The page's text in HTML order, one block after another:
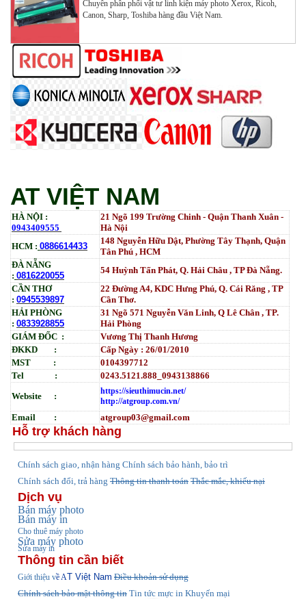
Tham Khảo
Mực ống Ricoh MP 3554 _MP 2554 | 2555 | 3054 |
3554 | 3055 | 3555 | 4054 | 5054 | 6054 | 4055 | 5055 |
6055 | IM 2500 | IM 3000 | IM 3500 | IM 4000 | IM
5000 | IM 6000_ MP3554_700G_BIASDO
Tham Khảo
Mực in HP LaserJet Enterprise M610dn | M611dn |
M611x | M612dn | M612x | MFP M634 | MFP M635 |
MFP M636_W1470A (10.5K)_ Có chip_HALLOYA
Chuyên phân phối vật tư linh kiện máy photo Xerox, Ricoh,
Canon, Sharp, Toshiba hàng đầu Việt Nam.
AT VIỆT NAM
HÀ NỘI :
0943409555
21 Ngõ 199 Trường Chinh - Quận Thanh Xuân -
Hà Nội
HCM : 0886614433
148 Nguyễn Hữu Dật, Phường Tây Thạnh, Quận
Tân Phú , HCM
ĐÀ NẴNG
: 0816220055
54 Huỳnh Tấn Phát, Q. Hải Châu , TP Đà Nẵng.
CẦN THƠ
: 0945539897
22 Đường A4, KDC Hưng Phú, Q. Cái Răng , TP
Cần Thơ.
HẢI PHÒNG
: 0833928855
31 Ngõ 571 Nguyễn Văn Linh, Q Lê Chân , TP.
Hải Phòng
GIÁM ĐỐC :
Vương Thị Thanh Hương
ĐKKD :
Cấp Ngày : 26/01/2010
MST :
0104397712
Tel :
0243.5121.888_0943138866
Website :
https://sieuthimucin.net/
http://atgroup.com.vn/
Email : atgroup03@gmail.com
Hỗ trợ khách hàng
Chính sách giao, nhận hàng Chính sách bảo hành, bảo trì
Chính sách đổi, trả hàng Thông tin thanh toán Thắc mắc, khiếu nại
Dịch vụ
Bán máy photo
Bán máy in
Cho thuê máy photo
Sửa máy photo
Sửa máy in
Thông tin cần biết
Giới thiệu về AT Việt Nam Điều khoản sử dụng
Chính sách bảo mật thông tin Tin tức mực in Khuyến mại